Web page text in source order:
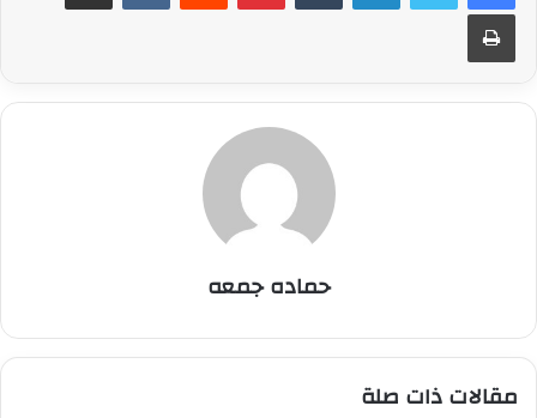
طباعة
حماده جمعه
مقالات ذات صلة